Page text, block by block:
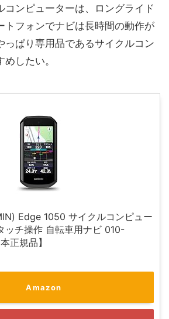
コンピューターは、ロングライド
トフォンでナビは長時間の動作が
っぱり専用品であるサイクルコン
したい。
Edge 1050 サイクルコンピュー
ッチ操作 自転車用ナビ 010-
正規品】
Amazon